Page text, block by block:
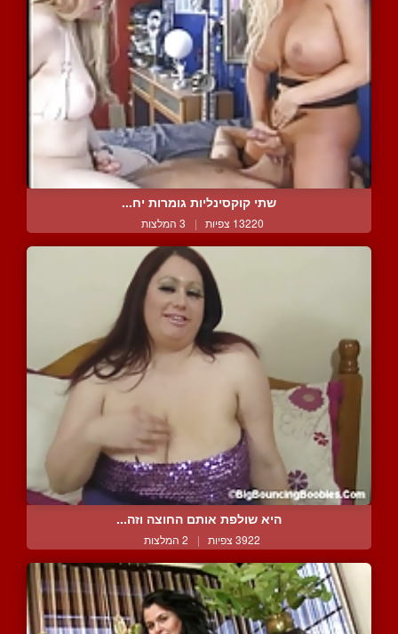
שתי קוקסינליות גומרות יח...
13220 צפיות | 3 המלצות
היא שולפת אותם החוצה וזה...
3922 צפיות | 2 המלצות